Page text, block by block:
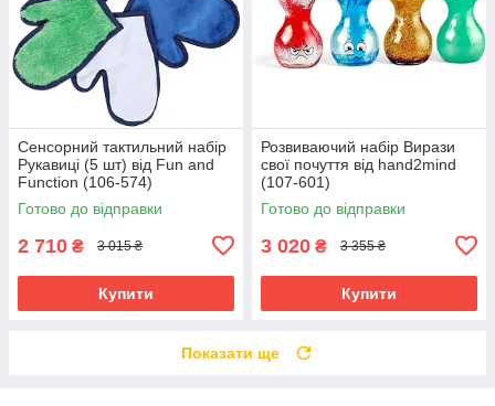
Сенсорний тактильний набір
Рукавиці (5 шт) від Fun and
Function (106-574)
Готово до відправки
2 710 ₴ 3 015 ₴
Купити
Розвиваючий набір Вирази
свої почуття від hand2mind
(107-601)
Готово до відправки
3 020 ₴ 3 355 ₴
Купити
Показати ще